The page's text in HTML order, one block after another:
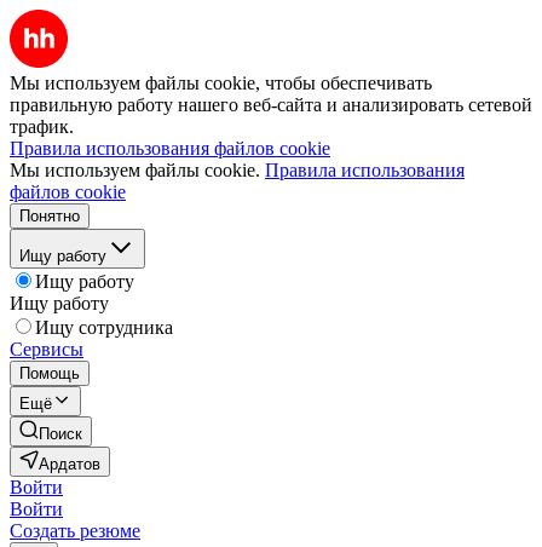
Мы используем файлы cookie, чтобы обеспечивать
правильную работу нашего веб-сайта и анализировать сетевой
трафик.
Правила использования файлов cookie
Мы используем файлы cookie. Правила использования
файлов cookie
Понятно
Ищу работу
Ищу работу
Ищу работу
Ищу сотрудника
Сервисы
Помощь
Ещё
Поиск
Ардатов
Войти
Войти
Создать резюме